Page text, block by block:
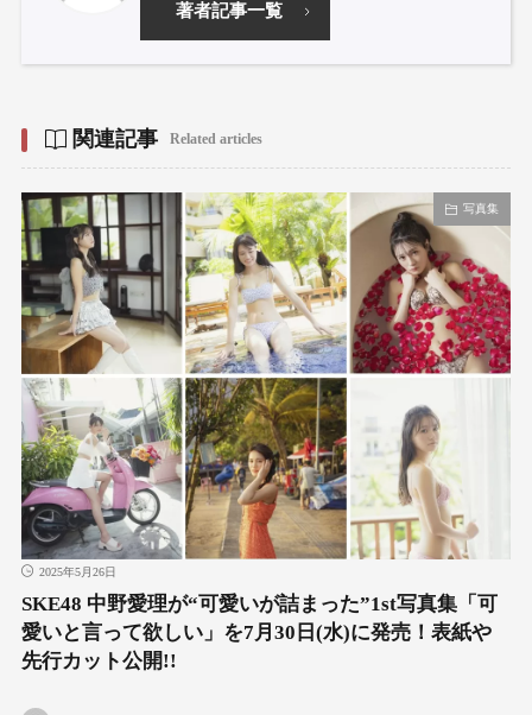
著者記事一覧
関連記事 Related articles
写真集
2025年5月26日
SKE48 中野愛理が“可愛いが詰まった”1st写真集「可
愛いと言って欲しい」を7月30日(水)に発売！表紙や
先行カット公開!!